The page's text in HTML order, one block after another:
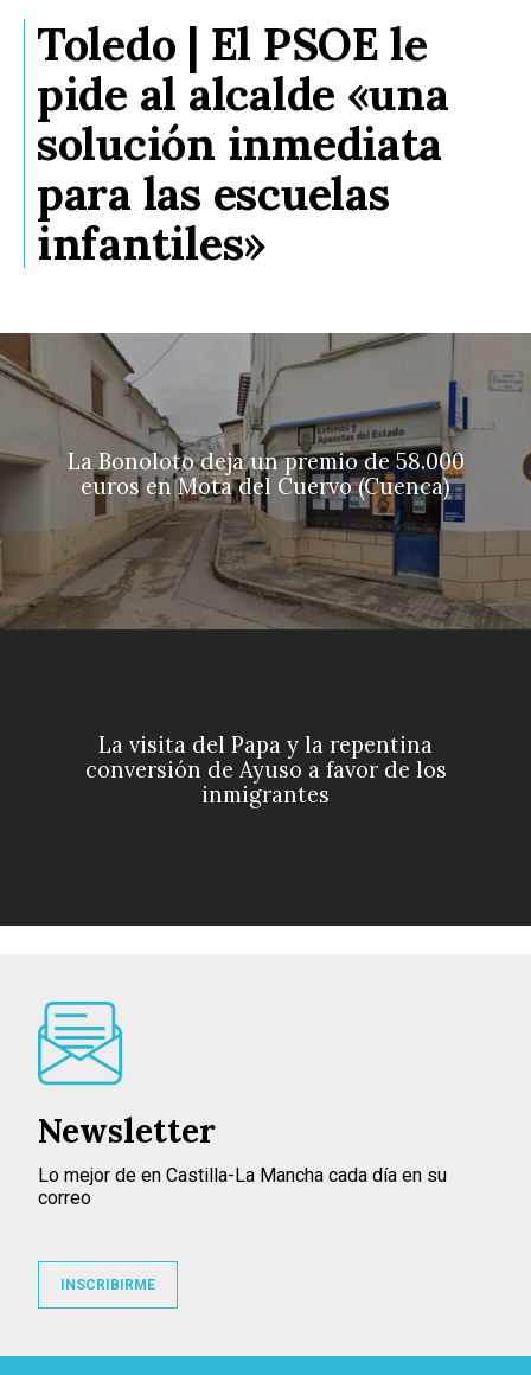
Toledo | El PSOE le
pide al alcalde «una
solución inmediata
para las escuelas
infantiles»
La Bonoloto deja un premio de 58.000
euros en Mota del Cuervo (Cuenca)
La visita del Papa y la repentina
conversión de Ayuso a favor de los
inmigrantes
Newsletter
Lo mejor de en Castilla-La Mancha cada día en su
correo
INSCRIBIRME